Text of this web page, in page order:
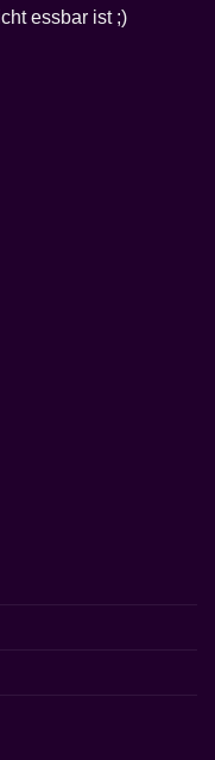
essbar ist ;)